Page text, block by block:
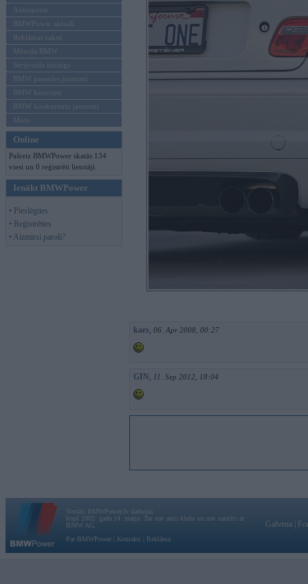
Autosports
BMWPower aktuāli
Reklāmas raksti
Mēneša BMW
Sērijveida tūnings
BMW pasaules jaunumi
BMW koncepti
BMW konkurentu jaunumi
Moto
Online
Pašreiz BMWPower skatās 134
viesi un 0 reģistrēti lietotāji.
Ienākt BMWPower
• Pieslēgties
• Reģistrēties
• Aizmirsi paroli?
kars, 06. Apr 2008, 00:27
GIN , 11. Sep 2012, 18:04
Vortāls BMWPower.lv darbojas
kopš 2002. gada 14. maija. Tas nav auto klubs un nav saistīts ar
BMW AG.
Par BMWPower
Kontakti Reklāma
Galvena